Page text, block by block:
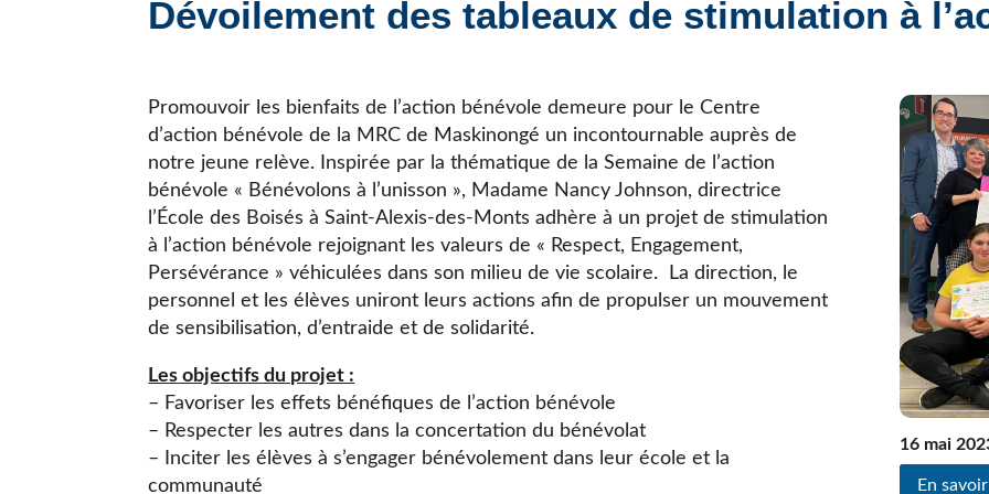
JE CHERCHE UNE ÉCOLE
Plaintes et protecteur de l’élève
SOUTIEN AUX PARENTS
Coffre à outils
Enseignement à la maison
Intégration linguistique, scolaire et sociale
Parents trucs pédagos et technos
Programme de formation de l’école québécoise
Élèves internationaux
Dévoilement des tableaux de stimulation à
Promouvoir les bienfaits de l’action bénévole demeure pour le Centre
d’action bénévole de la MRC de Maskinongé un incontournable auprès de
notre jeune relève. Inspirée par la thématique de la Semaine de l’action
bénévole « Bénévolons à l’unisson », Madame Nancy Johnson, directrice
l’École des Boisés à Saint-Alexis-des-Monts adhère à un projet de stimulation
à l’action bénévole rejoignant les valeurs de « Respect, Engagement,
Persévérance » véhiculées dans son milieu de vie scolaire. La direction, le
personnel et les élèves uniront leurs actions afin de propulser un mouvement
de sensibilisation, d’entraide et de solidarité.
Les objectifs du projet :
– Favoriser les effets bénéfiques de l’action bénévole
– Respecter les autres dans la concertation du bénévolat
– Inciter les élèves à s’engager bénévolement dans leur école et la
communauté
16 mai
En